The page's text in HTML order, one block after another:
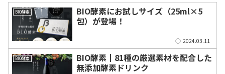
BIO酵素
BIO酵素にお試しサイズ（25ml×5
包）が登場！
2024.03.11
BIO酵素
BIO酵素┃81種の厳選素材を配合した
無添加酵素ドリンク